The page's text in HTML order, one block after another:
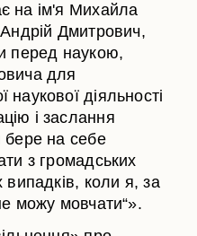
на ім'я Михайла
Дмитрович,
перед наукою,
для
діяльності
і заслання
бере на себе
з громадських
випадків, коли я, за
можу мовчати“».